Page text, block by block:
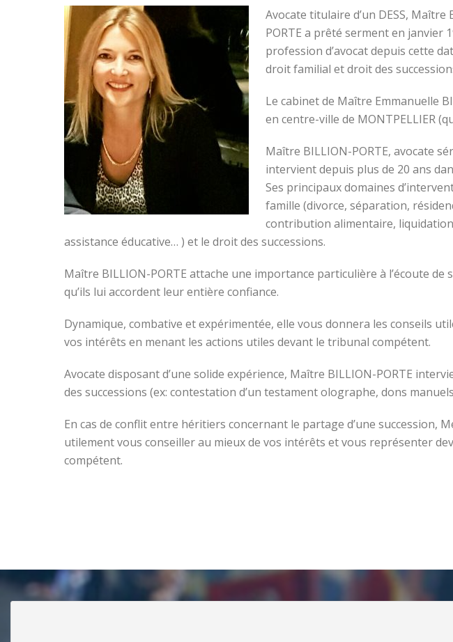
Avocate titulaire d’un DESS, Maître
PORTE a prêté serment en janvier
profession d’avocat depuis cette
droit familial et droit des
Le cabinet de Maître Emmanuelle
en centre-ville de MONTPELLIER
Maître BILLION-PORTE, avocate
intervient depuis plus de 20 ans
Ses principaux domaines
famille (divorce, séparation,
contribution alimentaire,
assistance éducative… ) et le droit des successions.
Maître BILLION-PORTE attache une importance particulière à l’écoute de
qu’ils lui accordent leur entière confiance.
Dynamique, combative et expérimentée, elle vous donnera les conseils
vos intérêts en menant les actions utiles devant le tribunal compétent.
Avocate disposant d’une solide expérience, Maître BILLION-PORTE
des successions (ex: contestation d’un testament olographe, dons
En cas de conflit entre héritiers concernant le partage d’une succession,
utilement vous conseiller au mieux de vos intérêts et vous représenter
compétent.